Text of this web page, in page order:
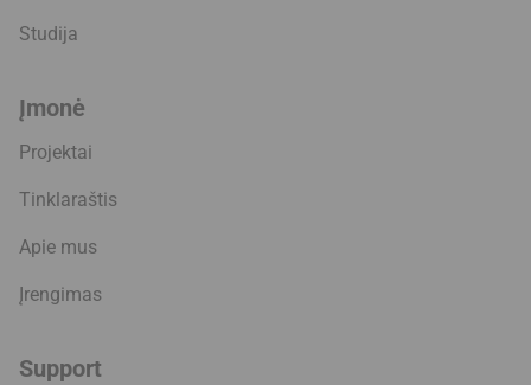
Studija
Įmonė
Projektai
Tinklaraštis
Apie mus
Įrengimas
Support